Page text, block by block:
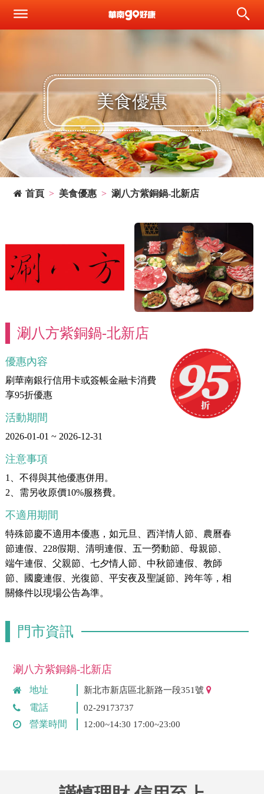
美食優惠
首頁 美食優惠 涮八方紫銅鍋-北新店
涮八方紫銅鍋-北新店
優惠內容
刷華南銀行信用卡或簽帳金融卡消費
享95折優惠
活動期間
2026-01-01 ~ 2026-12-31
注意事項
1、不得與其他優惠併用。
2、需另收原價10%服務費。
不適用期間
特殊節慶不適用本優惠，如元旦、西洋情人節、農曆春
節連假、228假期、清明連假、五一勞動節、母親節、
端午連假、父親節、七夕情人節、中秋節連假、教師
節、國慶連假、光復節、平安夜及聖誕節、跨年等，相
關條件以現場公告為準。
門市資訊
涮八方紫銅鍋-北新店
地址 新北市新店區北新路一段351號
電話 02-29173737
營業時間 12:00~14:30 17:00~23:00